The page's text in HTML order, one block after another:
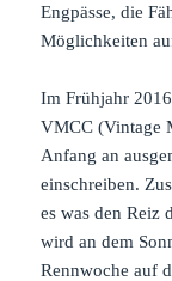
Engpässe, die
Möglichkeiten
Im Frühjahr
VMCC (Vintage
Anfang an
einschreiben.
es was den Reiz
wird an dem
Rennwoche auf